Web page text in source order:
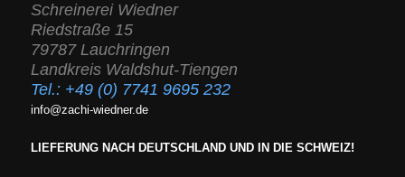
Schreinerei Wiedner
Riedstraße 15
79787 Lauchringen
Landkreis Waldshut-Tiengen
Tel.: +49 (0) 7741 9695 232
info@zachi-wiedner.de
LIEFERUNG NACH DEUTSCHLAND UND IN DIE SCHWEIZ!